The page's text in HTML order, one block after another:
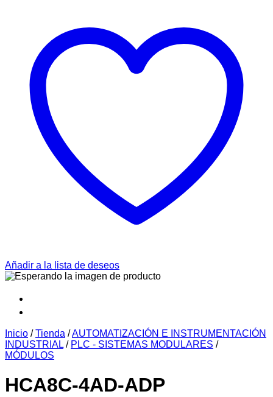
Añadir a la lista de deseos
Inicio / Tienda /AUTOMATIZACIÓN E INSTRUMENTACIÓN
INDUSTRIAL / PLC - SISTEMAS MODULARES /
MÓDULOS
HCA8C-4AD-ADP